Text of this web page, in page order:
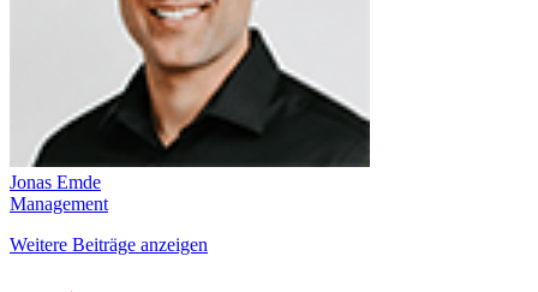
Jonas Emde
Management
Weitere Beiträge anzeigen